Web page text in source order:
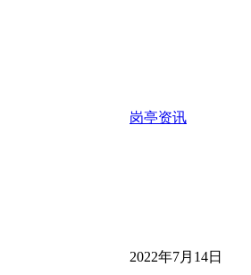
岗亭资讯
2022年7月14日